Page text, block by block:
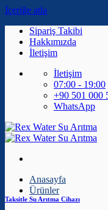
İçeriğe atla
Sipariş Takibi
Hakkımızda
İletişim
İletişim
07:00 - 19:00
+90 501 000
WhatsApp
Anasayfa
Ürünler
Taksitle Su Arıtma Cihazı